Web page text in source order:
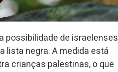
possibilidade de israelenses
lista negra. A medida está
crianças palestinas, o que